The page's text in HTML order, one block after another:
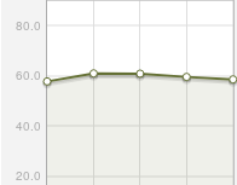
20.0
40.0
60.0
80.0